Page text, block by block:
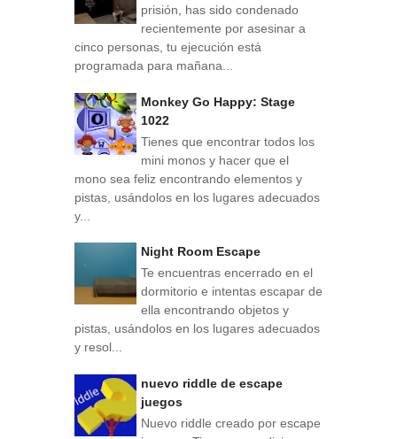
prisión, has sido condenado
recientemente por asesinar a
cinco personas, tu ejecución está
programada para mañana...
Monkey Go Happy: Stage
1022
Tienes que encontrar todos los
mini monos y hacer que el
mono sea feliz encontrando elementos y
pistas, usándolos en los lugares adecuados
y...
Night Room Escape
Te encuentras encerrado en el
dormitorio e intentas escapar de
ella encontrando objetos y
pistas, usándolos en los lugares adecuados
y resol...
nuevo riddle de escape
juegos
Nuevo riddle creado por escape